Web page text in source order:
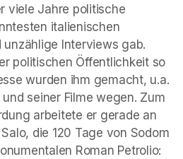
viele Jahre politische
italienischen
Interviews gab.
politischen Öffentlichkeit so
wurden ihm gemacht, u.a.
seiner Filme wegen. Zum
arbeitete er gerade an
die 120 Tage von Sodom
Roman Petrolio: